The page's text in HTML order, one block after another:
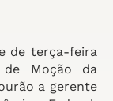
de terça-feira
de Moção da
a gerente